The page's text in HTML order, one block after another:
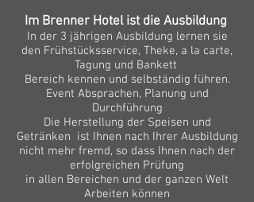
Im Brenner Hotel ist die Ausbildung
In der 3 jährigen Ausbildung lernen sie
den Frühstücksservice, Theke, a la carte,
Tagung und Bankett
Bereich kennen und selbständig führen.
Event Absprachen, Planung und
Durchführung
Die Herstellung der Speisen und
Getränken ist Ihnen nach Ihrer Ausbildung
nicht mehr fremd, so dass Ihnen nach der
erfolgreichen Prüfung
in allen Bereichen und der ganzen Welt
Arbeiten können